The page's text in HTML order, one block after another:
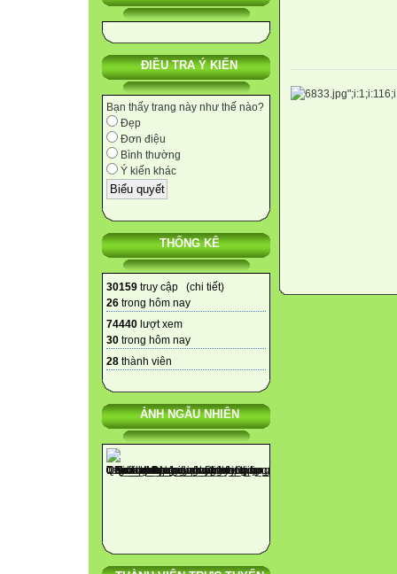
ĐIỀU TRA Ý KIẾN
Bạn thấy trang này như thế nào?
Đẹp
Đơn điệu
Bình thường
Ý kiến khác
THỐNG KÊ
30159 truy cập (chi tiết)
26 trong hôm nay
74440 lượt xem
30 trong hôm nay
28 thành viên
ẢNH NGẪU NHIÊN